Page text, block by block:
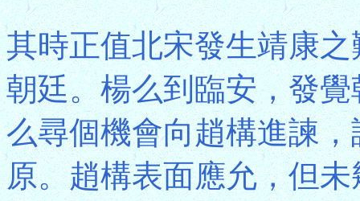
其時正值北宋發生靖康
朝廷。楊么到臨安，發
么尋個機會向趙構進諫
原。趙構表面應允，但